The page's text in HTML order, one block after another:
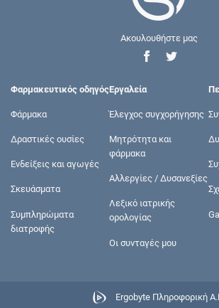
Ακουλουθήστε μας
Φαρμακευτικός οδηγός
Φάρμακα
Δραστικές ουσίες
Ενδείξεις και αγωγές
Σκευάσματα
Συμπληρώματα
διατροφής
Εργαλεία
Έλεγχος συγχορήγησης
Μητρότητα και
φάρμακα
Αλλεργίες / Δυσανεξίες
Λεξικό ιατρικής
ορολογίας
Οι συνταγές μου
Ergobyte Πληροφορική